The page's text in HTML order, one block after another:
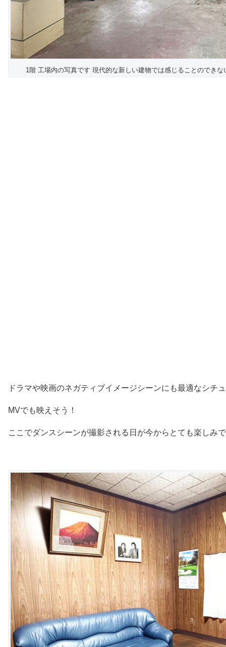
1階 工場内の写真です 現代的な新しい建物では感じることのでき
ドラマや映画のネガティブイメージシーンにも最適なシチ
MVでも映えそう！
ここでダンスシーンが撮影される日が今からとても楽しみで